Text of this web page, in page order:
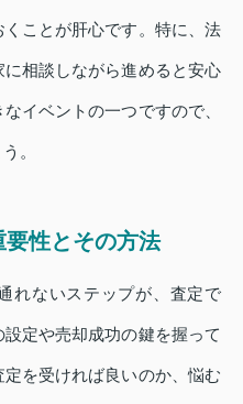
ことが肝心です。特に、法
相談しながら進めると安心
イベントの一つですので、
。
性とその方法
れないステップが、査定で
定や売却成功の鍵を握って
を受ければ良いのか、悩む